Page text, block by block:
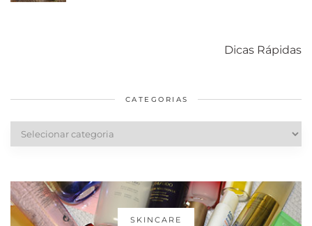
Dicas Rápidas
diários
cabelos
CATEGORIAS
SKINCARE